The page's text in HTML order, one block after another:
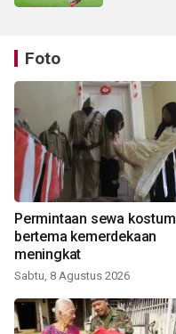
Foto
Permintaan sewa kostum
bertema kemerdekaan
meningkat
Sabtu, 8 Agustus 2026